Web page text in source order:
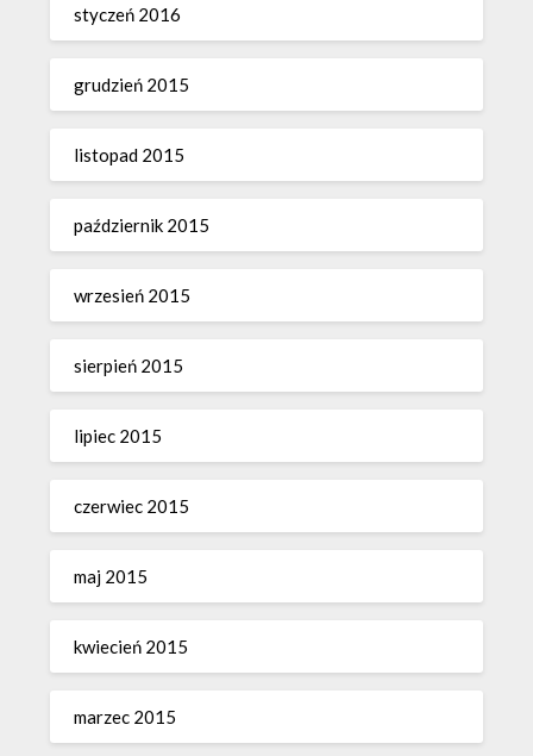
styczeń 2016
grudzień 2015
listopad 2015
październik 2015
wrzesień 2015
sierpień 2015
lipiec 2015
czerwiec 2015
maj 2015
kwiecień 2015
marzec 2015